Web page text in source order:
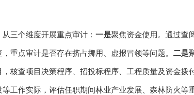
三个维度开展重点审计： 一是聚焦资金使用。通过查
重点审计是否存在挤占挪用、虚报冒领等问题。 二是
核查项目决策程序、招投标程序、工程质量及资金拨
工作实际，评估任职期间林业产业发展、森林防火等